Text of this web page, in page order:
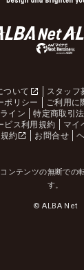
ついて スタッフ
ポリシー
ご利用に
イン
特定商取引
ビス利用規約
マイ
約
お問合せ
ンテンツの無断での
す。
© ALBA Net